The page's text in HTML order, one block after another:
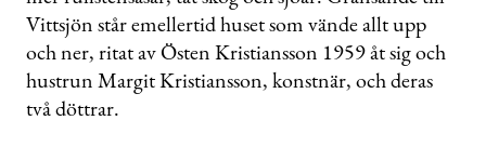
Vittsjön står emellertid huset som vände allt upp
och ner, ritat av Östen Kristiansson 1959 åt sig och
hustrun Margit Kristiansson, konstnär, och deras
två döttrar.